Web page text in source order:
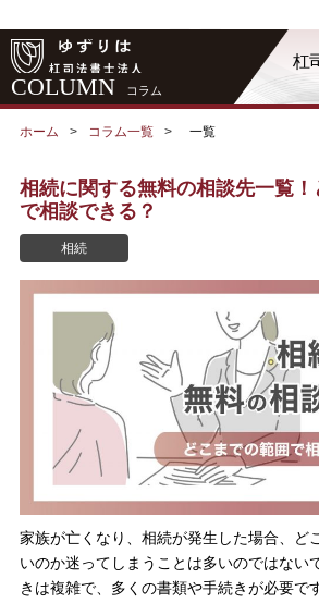
COLUMN コラム
杠
ホーム コラム一覧 一覧
相続に関する無料の相談先一覧！
で相談できる？
相続
家族が亡くなり、相続が発生した場合、ど
いのか迷ってしまうことは多いのではない
きは複雑で、多くの書類や手続きが必要で